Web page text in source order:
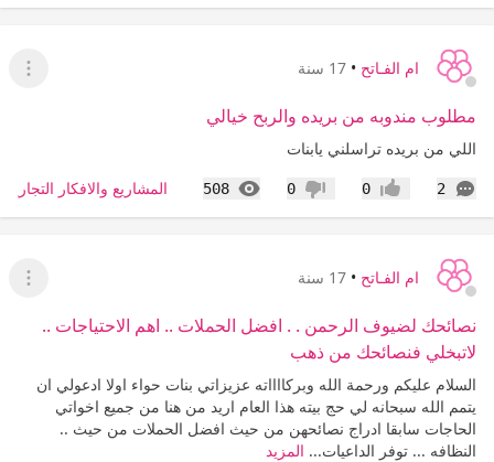
ام الفـاتح • 17 سنة
عرض
مطلوب مندوبه من بريده والربح خيالي
اللي من بريده تراسلني يابنات
2
التعليقات إعجاب0 عدم إعجاب
0
508
المشاهدات المشاريع والافكار
ام الفـاتح • 17 سنة
عرض
نصائحك لضيوف الرحمن . . افضل الحملات .. اهم الاحتياجات ..
لاتبخلي فنصائحك من ذهب
السلام عليكم ورحمة الله وبركااااته عزيزاتي بنات حواء اولا ادعولي ان
يتمم الله سبحانه لي حج بيته هذا العام اريد من هنا من جميع اخواتي
الحاجات سابقا ادراج نصائحهن من حيث افضل الحملات من حيث ..
النظافه ... توفر الداعيات... المزيد